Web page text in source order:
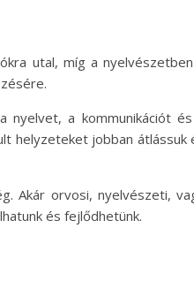
utal, míg a
nyelvet, a kommunikációt
helyzeteket jobban átlássuk
Akár orvosi, nyelvészeti,
és fejlődhetünk.